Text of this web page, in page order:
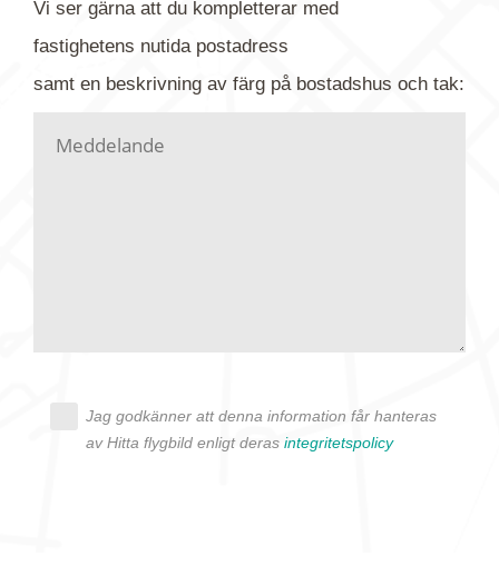
kontaktar dig så fort vi kan, givetvis utan
Vi ser gärna att du kompletterar med
fastighetens nutidapostadress
samt en beskrivning av färg på bostadshus och tak:
Jag godkänner att denna information får hanteras
av Hitta flygbild enligt deras integritetspolicy